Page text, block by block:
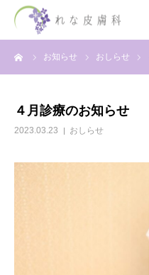
お知らせ おしらせ
４月診療のお知らせ
2023.03.23 おしらせ
診療時間